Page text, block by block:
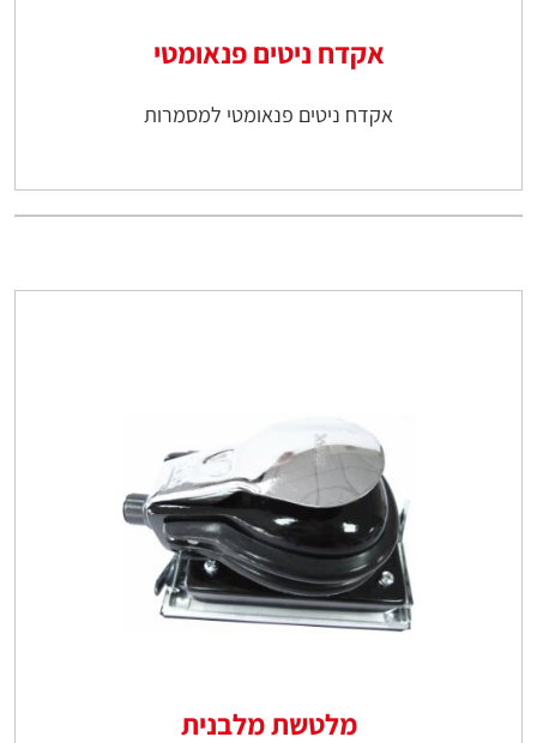
אקדח ניטים פנאומטי
אקדח ניטים פנאומטי למסמרות
מלטשת מלבנית